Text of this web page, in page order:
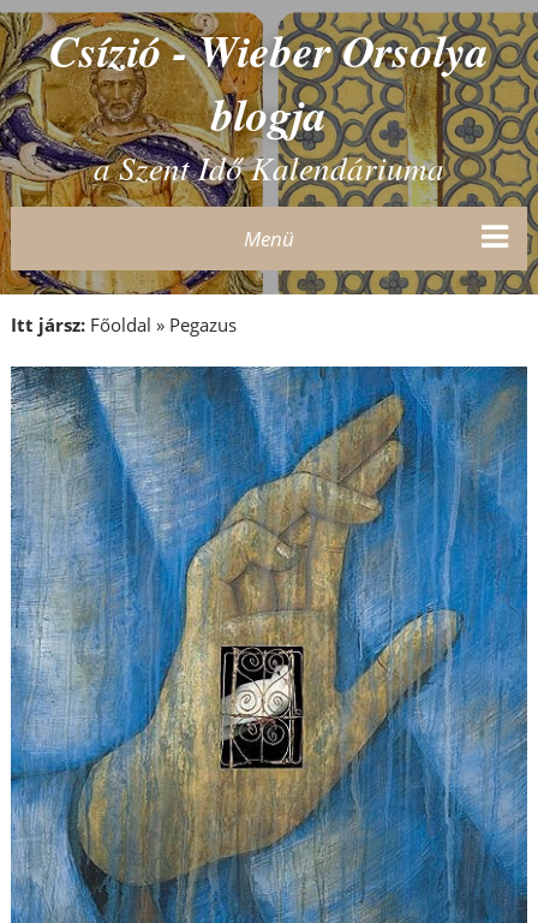
Csízió - Wieber Orsolya
blogja
a Szent Idő Kalendáriuma
Menü
Itt jársz: Főoldal » Pegazus